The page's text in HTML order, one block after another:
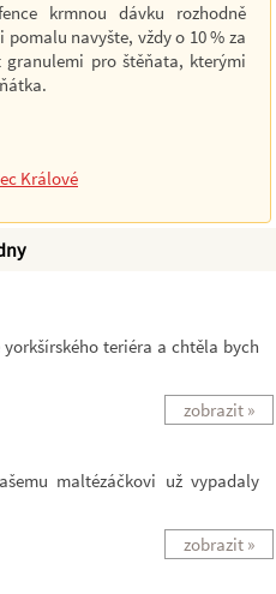
krmnou dávku rozhodně
navyšte, vždy o 10 % za
pro štěňata, kterými
Králové
teriéra a chtěla bych
zobrazit »
maltézáčkovi už vypadaly
zobrazit »